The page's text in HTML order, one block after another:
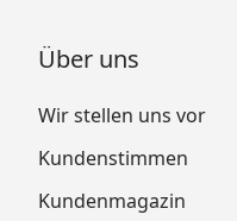
Über uns
Wir stellen uns vor
Kundenstimmen
Kundenmagazin